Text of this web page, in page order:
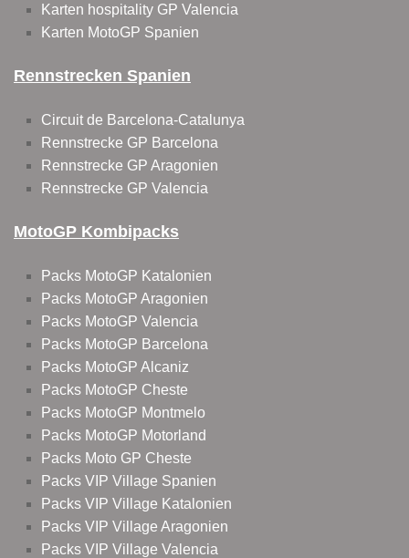
Karten hospitality GP Valencia
Karten MotoGP Spanien
Rennstrecken Spanien
Circuit de Barcelona-Catalunya
Rennstrecke GP Barcelona
Rennstrecke GP Aragonien
Rennstrecke GP Valencia
MotoGP Kombipacks
Packs MotoGP Katalonien
Packs MotoGP Aragonien
Packs MotoGP Valencia
Packs MotoGP Barcelona
Packs MotoGP Alcaniz
Packs MotoGP Cheste
Packs MotoGP Montmelo
Packs MotoGP Motorland
Packs Moto GP Cheste
Packs VIP Village Spanien
Packs VIP Village Katalonien
Packs VIP Village Aragonien
Packs VIP Village Valencia